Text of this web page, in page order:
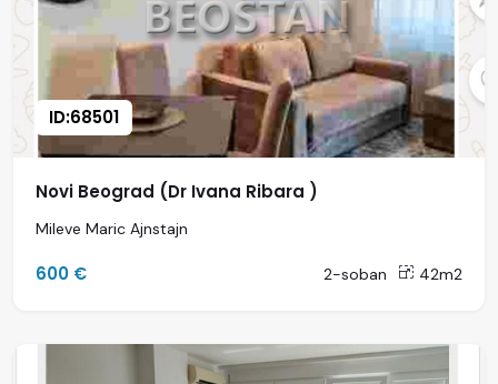
ID:68501
Novi Beograd (Dr Ivana Ribara )
Mileve Maric Ajnstajn
600 € 2-soban 42m2